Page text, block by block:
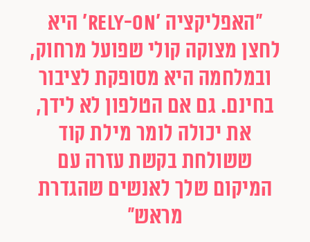
״האפליקציה ׳Rely-on׳ היא
לחצן מצוקה קולי שפועל מרחוק,
ובמלחמה היא מסופקת לציבור
בחינם. גם אם הטלפון לא לידך,
את יכולה לומר מילת קוד
ששולחת בקשת עזרה עם
המיקום שלך לאנשים שהגדרת
מראש״